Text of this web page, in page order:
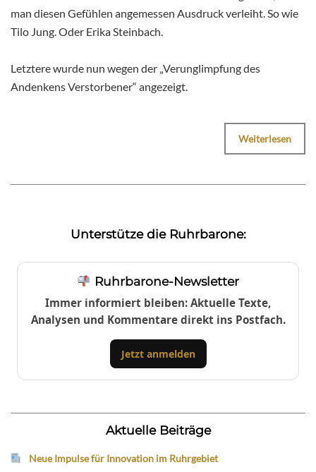
man diesen Gefühlen angemessen Ausdruck verleiht. So wie
Tilo Jung. Oder Erika Steinbach.
Letztere wurde nun wegen der „Verunglimpfung des
Andenkens Verstorbener“ angezeigt.
Weiterlesen
Unterstütze die Ruhrbarone:
Ruhrbarone-Newsletter
Immer informiert bleiben: Aktuelle Texte,
Analysen und Kommentare direkt ins Postfach.
Jetzt anmelden
Aktuelle Beiträge
Neue Impulse für Innovation im Ruhrgebiet